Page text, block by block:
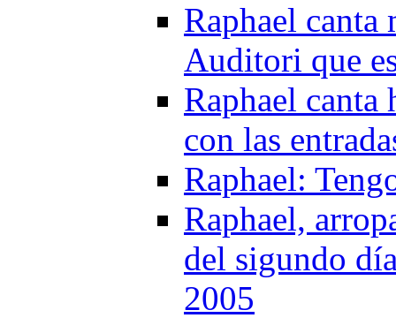
Raphael canta
Auditori que
Raphael
con las
Raphael:
Raphael,
del sigundo
2005